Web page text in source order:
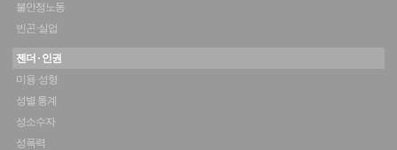
불안정노동
빈곤·실업
젠더 · 인권
미용·성형
성별 통계
성소수자
성폭력